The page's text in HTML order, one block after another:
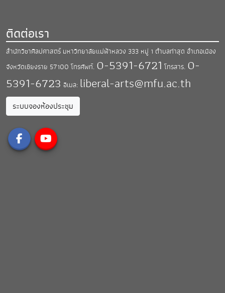
ติดต่อเรา
สำนักวิชาศิลปศาสตร์ มหาวิทยาลัยแม่ฟ้าหลวง 333 หมู่ 1 ตำบลท่าสุด อำเภอเมือง
จังหวัดเชียงราย 57100 โทรศัพท์. 0-5391-6721 โทรสาร. 0-
5391-6723 อีเมล: liberal-arts@mfu.ac.th
ระบบจองห้องประชุม